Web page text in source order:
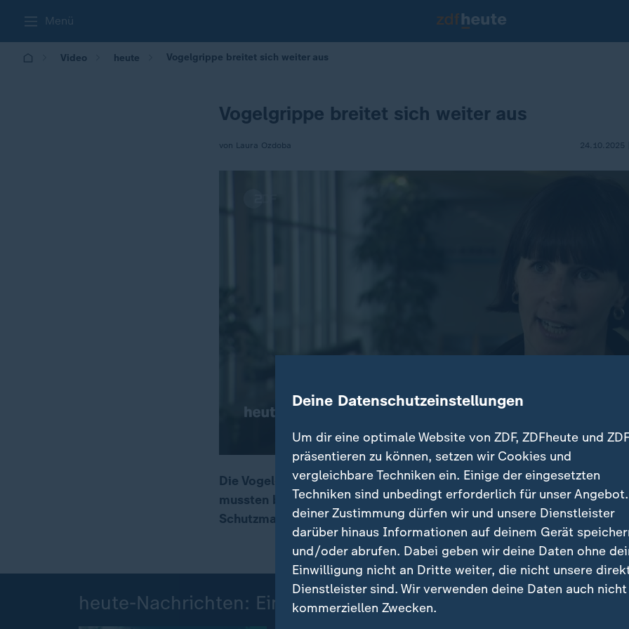
Menü
Video heute Vogelgrippe breitet sich weiter aus
Vogelgrippe breitet sich weiter aus
von Laura Ozdoba 24.10.2025
00:17 01:38
Die Vogelgrippe hat Deutschland fast vollständig erfasst.
mussten bereits getötet werden. Die Behörden reagieren mit
Schutzmaßnahmen.
heute-Nachrichten: Einzelbeiträge
Deine Datenschutzeinstellungen
Um dir eine optimale Website von ZDF, ZDFheute und
präsentieren zu können, setzen wir Cookies und
vergleichbare Techniken ein. Einige der eingesetzten
Techniken sind unbedingt erforderlich für unser
deiner Zustimmung dürfen wir und unsere Dienstleister
darüber hinaus Informationen auf deinem Gerät
und/oder abrufen. Dabei geben wir deine Daten ohne
Einwilligung nicht an Dritte weiter, die nicht unsere
Dienstleister sind. Wir verwenden deine Daten auch nicht
kommerziellen Zwecken.